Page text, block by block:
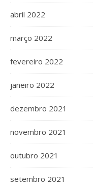
abril 2022
março 2022
fevereiro 2022
janeiro 2022
dezembro 2021
novembro 2021
outubro 2021
setembro 2021